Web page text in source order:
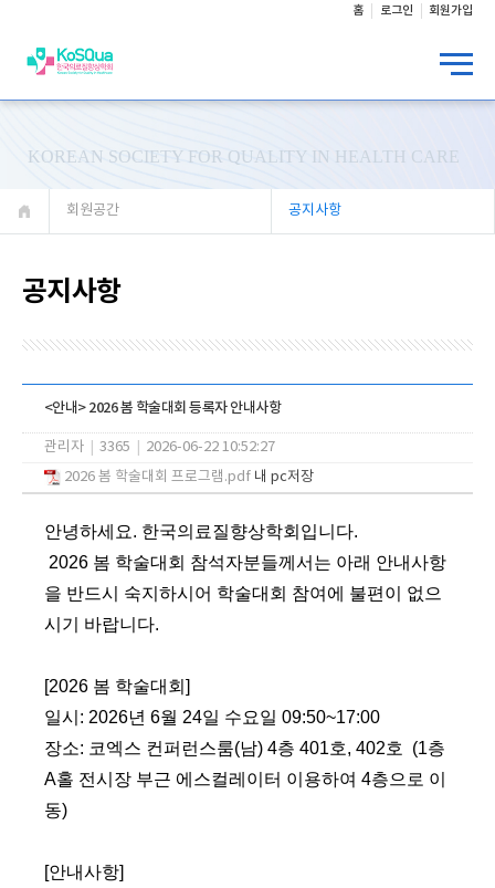
홈 로그인 회원가입
KOREAN SOCIETY FOR QUALITY IN HEALTH CARE
회원공간 공지사항
공지사항
<안내> 2026 봄 학술대회 등록자 안내사항
관리자 3365
2026-06-22 10:52:27
2026 봄 학술대회 프로그램.pdf 내 pc저장
안녕하세요. 한국의료질향상학회입니다.
2026 봄 학술대회 참석자분들께서는 아래 안내사항
을 반드시 숙지하시어 학술대회 참여에 불편이 없으
시기 바랍니다.
[2026 봄 학술대회 ]
일시 : 2026년 6월 24일 수요일 09:50~17:00
장소: 코엑스 컨퍼런스룸(남) 4층 401호, 402호 (1층
A홀 전시장 부근 에스컬레이터 이용하여 4층으로 이
동)
[안내사항]